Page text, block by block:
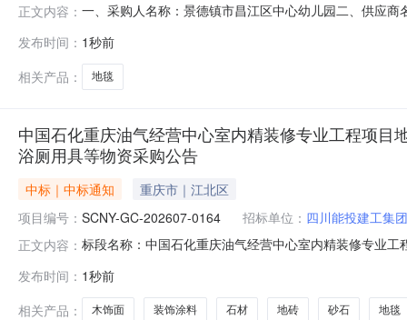
正文内容： 一、采购人名称：景德镇市昌江区中心幼儿园二、供应
求或标的基本概况：七、其它事项：无八、联系方式1、
发布时间： 1秒前
相关产品：
地毯
中国石化重庆油气经营中心室内精装修专业工程项
浴厕用具等物资采购公告
中标｜中标通知
重庆市｜江北区
项目编号： SCNY-GC-202607-0164 招标单位： 四川能投建工集
正文内容： 标段名称：中国石化重庆油气经营中心室内精装修专业
司项目类型：工程采购说明：投标人或者其他利害关系
发布时间： 1秒前
相关产品：
木饰面 装饰涂料 石材 地砖 砂石 地毯